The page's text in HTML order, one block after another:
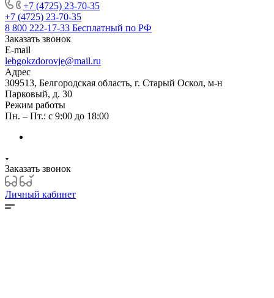
+7 (4725) 23-70-35
+7 (4725) 23-70-35
8 800 222-17-33 Бесплатный по РФ
Заказать звонок
E-mail
lebgokzdorovje@mail.ru
Адрес
309513, Белгородская область, г. Старый Оскол, м-н
Парковый, д. 30
Режим работы
Пн. – Пт.: с 9:00 до 18:00
Заказать звонок
Личный кабинет